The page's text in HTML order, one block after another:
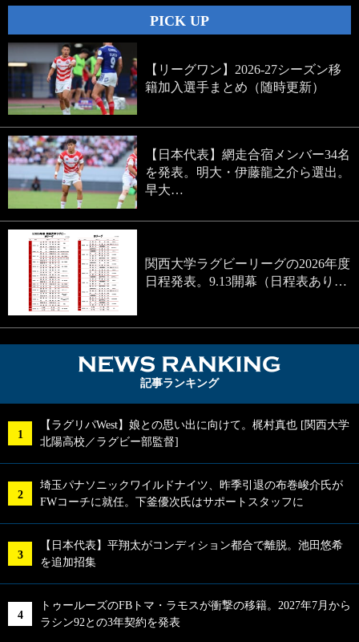
PICK UP
【リーグワン】2026-27シーズン移
籍加入選手まとめ（随時更新）
【日本代表】網走合宿メンバー34名
を発表。明大・伊藤龍之介ら選出。
早大…
関西大学ラグビーリーグの2026年度
日程発表。9.13開幕（日程表あり…
記事ランキング
【ラグリパWest】娘との思い出に向けて。梶村真也 [関西大学
北陽高校／ラグビー部監督]
埼玉パナソニックワイルドナイツ、昨季引退の布巻峻介氏が
FWコーチに就任。下釜優次氏はサポートスタッフに
【日本代表】平翔太がコンディション都合で離脱。池田悠希
を追加招集
トゥールーズのFBトマ・ラモスが衝撃の移籍。2027年7月から
ラシン92との3年契約を発表